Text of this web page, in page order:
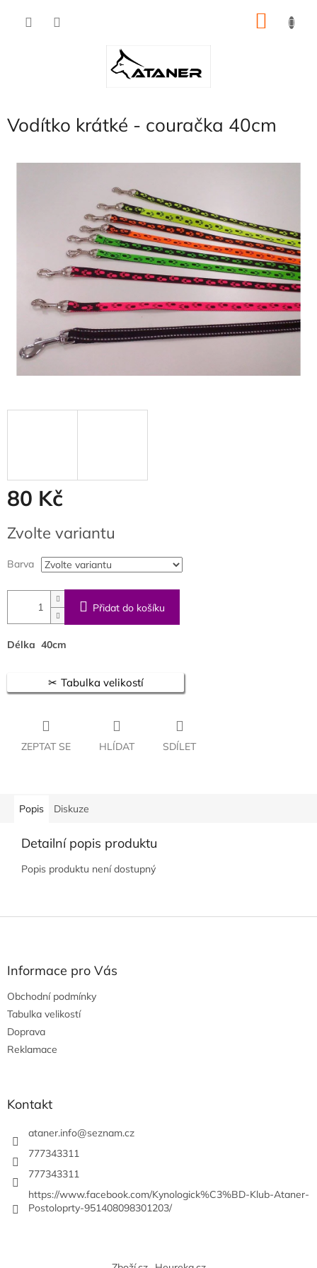
Vodítko krátké - couračka 40cm
80 Kč
cena:
Zvolte variantu
Barva
Přidat do košíku
Délka 40cm
Tabulka velikostí
ZEPTAT SE HLÍDAT SDÍLET
Popis Diskuze
Detailní popis produktu
Popis produktu není dostupný
Informace pro Vás
Obchodní podmínky
Tabulka velikostí
Doprava
Reklamace
Kontakt
ataner.info@seznam.cz
777343311
777343311
https://www.facebook.com/Kynologick%C3%BD-Klub-Ataner-
Postoloprty-951408098301203/